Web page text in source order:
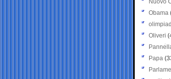
Nuovo
Obama
Oliveri
Papa